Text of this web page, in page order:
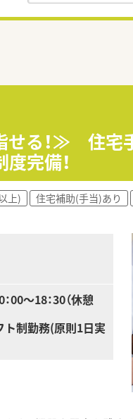
せる！≫ 住宅
完備！
上) 住宅補助(手当)あり
00～18：30（休憩
制勤務(原則1日実